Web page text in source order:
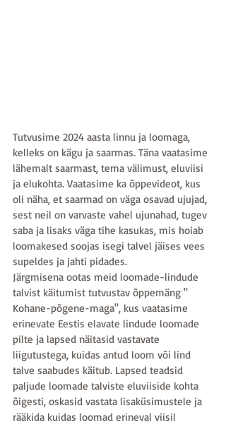
Tutvusime 2024 aasta linnu ja loomaga,
kelleks on kägu ja saarmas. Täna vaatasime
lähemalt saarmast, tema välimust, eluviisi
ja elukohta. Vaatasime ka õppevideot, kus
oli näha, et saarmad on väga osavad ujujad,
sest neil on varvaste vahel ujunahad, tugev
saba ja lisaks väga tihe kasukas, mis hoiab
loomakesed soojas isegi talvel jäises vees
supeldes ja jahti pidades.
Järgmisena ootas meid loomade-lindude
talvist käitumist tutvustav õppemäng "
Kohane-põgene-maga", kus vaatasime
erinevate Eestis elavate lindude loomade
pilte ja lapsed näitasid vastavate
liigutustega, kuidas antud loom või lind
talve saabudes käitub. Lapsed teadsid
paljude loomade talviste eluviiside kohta
õigesti, oskasid vastata lisaküsimustele ja
rääkida kuidas loomad erineval viisil